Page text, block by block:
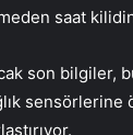
saat
son bilgiler,
sensörlerine